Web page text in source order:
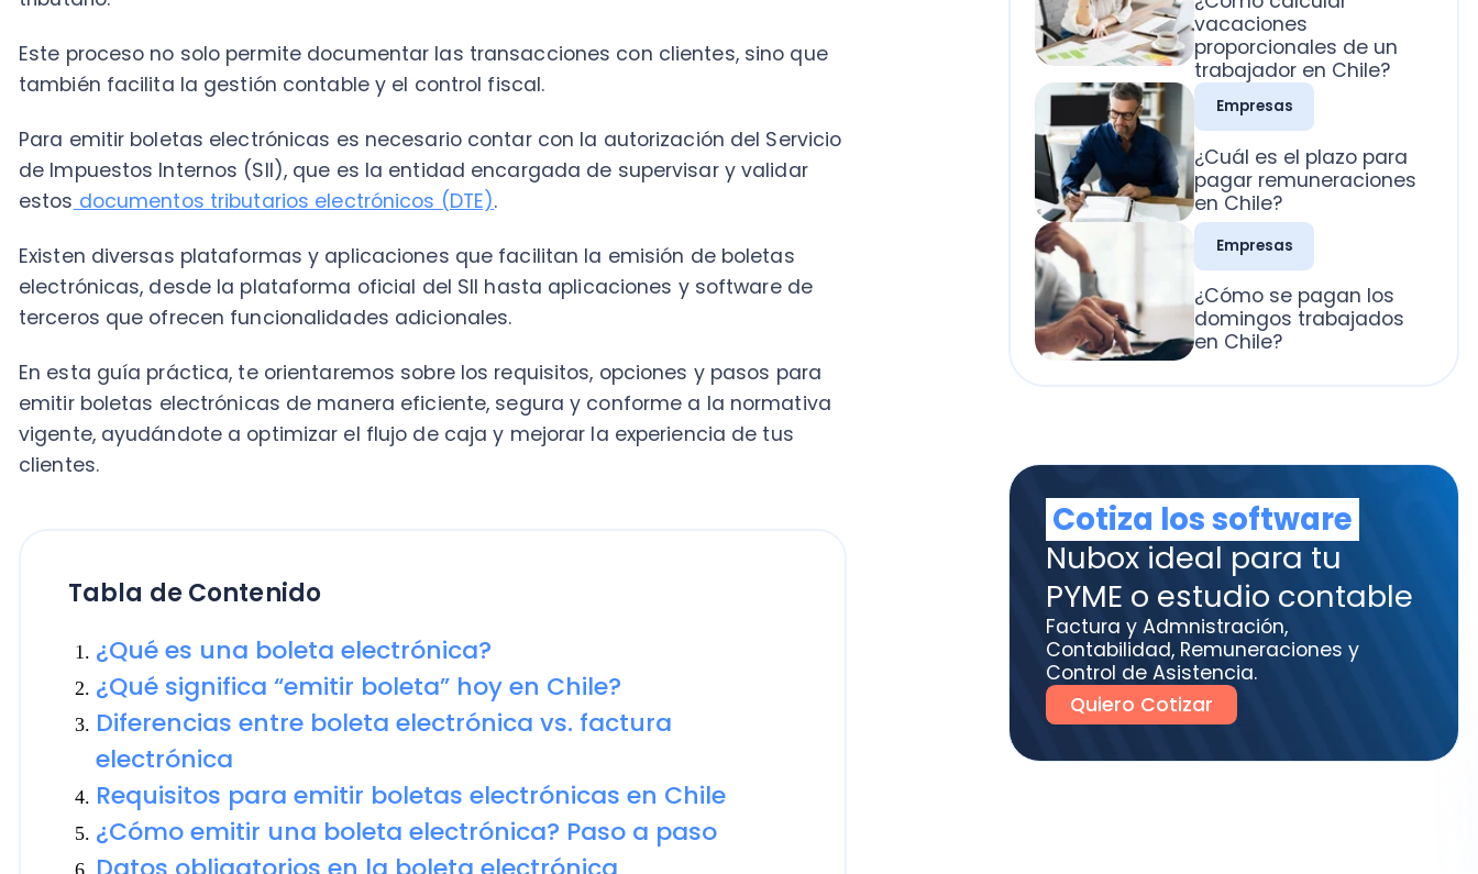
de Impuestos Internos (SII), que es la entidad encargada de supervisar y validar
estos documentos tributarios electrónicos (DTE).
electrónicas, desde la plataforma oficial del SII hasta aplicaciones y software de
terceros que ofrecen funcionalidades adicionales.
emitir boletas electrónicas de manera eficiente, segura y conforme a la normativa
vigente, ayudándote a optimizar el flujo de caja y mejorar la experiencia de tus
clientes.
Tabla de Contenido
electrónica
¿Cómo emitir una boleta electrónica? Paso a paso
Datos obligatorios en la boleta electrónica
Errores comunes al emitir boletas
Ventajas de digitalizar la emisión de boletas para tu
negocio
Optimización de la gestión contable y fiscal
Opciones de software y sistemas para emitir boletas
¿Cuál es el plazo para
pagar remuneraciones
en Chile?
Empresas
¿Cómo se pagan los
domingos trabajados
en Chile?
Cotiza los software
Factura y Admnistración,
Contabilidad, Remuneraciones y
Control de Asistencia.
Quiero Cotizar